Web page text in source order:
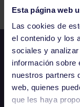
Esta página web
Las cookies de
el contenido y los
sociales y
información sobre
nuestros partners
web, quienes
que les haya